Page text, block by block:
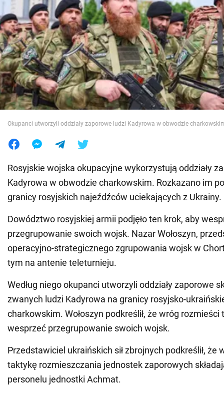
Społeczeństwo
Wojna na Ukrainie
Świat
Jedzenie
Okupanci utworzyli oddziały zaporowe ludzi Kadyrowa w obwodzie
Rosyjskie wojska okupacyjne wykorzystują oddziały
Kadyrowa w obwodzie charkowskim. Rozkazano im
granicy rosyjskich najeźdźców uciekających z Ukrainy.
Dowództwo rosyjskiej armii podjęło ten krok, aby
przegrupowanie swoich wojsk. Nazar Wołoszyn,
operacyjno-strategicznego zgrupowania wojsk w
tym na antenie teleturnieju.
Według niego okupanci utworzyli oddziały zaporowe
zwanych ludzi Kadyrowa na granicy rosyjsko-
charkowskim. Wołoszyn podkreślił, że wróg rozmieści
wesprzeć przegrupowanie swoich wojsk.
Przedstawiciel ukraińskich sił zbrojnych podkreślił, że
taktykę rozmieszczania jednostek zaporowych
personelu jednostki Achmat.